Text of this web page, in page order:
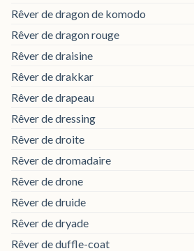
Rêver de dragon de komodo
Rêver de dragon rouge
Rêver de draisine
Rêver de drakkar
Rêver de drapeau
Rêver de dressing
Rêver de droite
Rêver de dromadaire
Rêver de drone
Rêver de druide
Rêver de dryade
Rêver de duffle-coat